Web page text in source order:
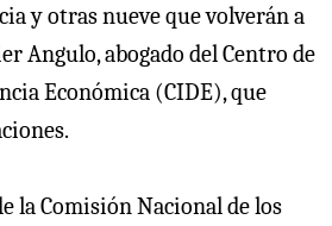
y otras nueve que volverán a
Angulo, abogado del Centro de
Económica (CIDE), que
la Comisión Nacional de los